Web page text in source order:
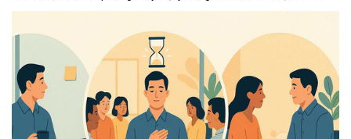
viên mới vừa bị sếp khác mắng. Anh lạnh lùng buông: “Việc đó
không phải trách nhiệm em”. Trợ lý đáp: “Dạ, em chỉ không muốn
bạn ấy phải ngồi buồn bã ở một góc xấu xí như vậy”.